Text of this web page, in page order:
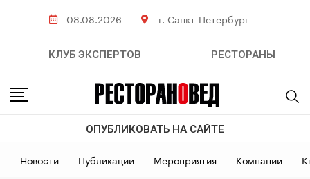
08.08.2026 г. Санкт-Петербург
КЛУБ ЭКСПЕРТОВ РЕСТОРАНЫ
ОПУБЛИКОВАТЬ НА САЙТЕ
Новости Публикации Мероприятия Компании